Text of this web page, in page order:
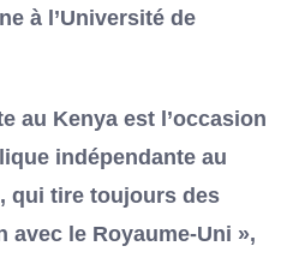
à l’Université de
au Kenya est l’occasion
indépendante au
qui tire toujours des
avec le Royaume-Uni »,